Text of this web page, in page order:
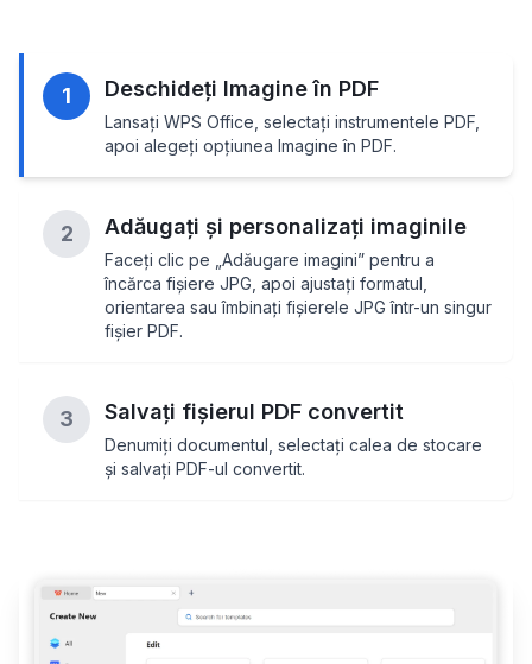
1 Deschideți Imagine în PDF
Lansați WPS Office, selectați instrumentele PDF,
apoi alegeți opțiunea Imagine în PDF.
2 Adăugați și personalizați imaginile
Faceți clic pe „Adăugare imagini” pentru a
încărca fișiere JPG, apoi ajustați formatul,
orientarea sau îmbinați fișierele JPG într-un singur
fișier PDF.
3 Salvați fișierul PDF convertit
Denumiți documentul, selectați calea de stocare
și salvați PDF-ul convertit.